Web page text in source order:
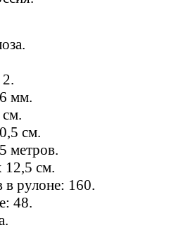
мм.
см.
метров.
12,5 см.
в рулоне: 160.
48.